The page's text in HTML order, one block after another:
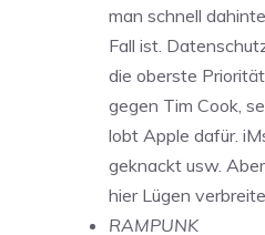
man schnell
Fall ist.
die oberste
gegen Tim Cook,
lobt Apple dafür.
geknackt usw.
hier Lügen
RAMPUNK